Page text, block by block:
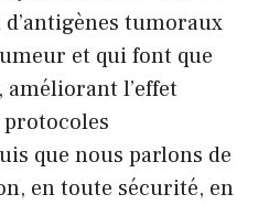
tumoraux
et qui font que
l’effet
protocoles
que nous parlons de
en toute sécurité, en